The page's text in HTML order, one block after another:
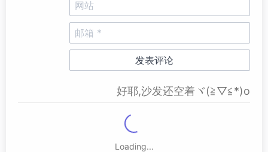
好耶,沙发还空着ヾ(≧▽≦*)o
Loading...